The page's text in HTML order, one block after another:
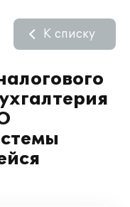
К списку